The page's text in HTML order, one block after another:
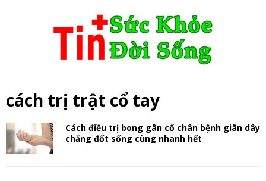
cách trị trật cổ tay
Cách điều trị bong gân cổ chân bệnh giãn dây
chằng đốt sống cùng nhanh hết